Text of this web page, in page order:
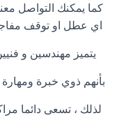
كما يمكنك التواصل
اي عطل او توقف
يتميز مهندسين و
بأنهم ذوي خبرة
لذلك ، تسعى دائما